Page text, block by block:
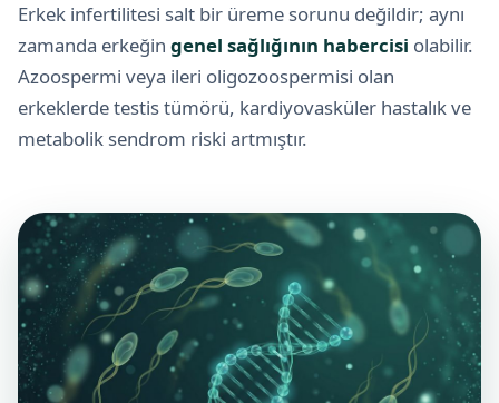
Erkek infertilitesi salt bir üreme sorunu değildir; aynı
zamanda erkeğin genel sağlığının habercisi olabilir.
Azoospermi veya ileri oligozoospermisi olan
erkeklerde testis tümörü, kardiyovasküler hastalık ve
metabolik sendrom riski artmıştır.